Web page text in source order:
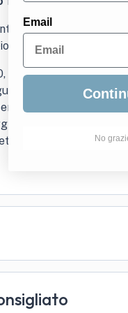
alla
soprattutto
con le sue proprietà
grazie alla
l’affaticamento
mentale e fisica,
per chi cerca
Email
No